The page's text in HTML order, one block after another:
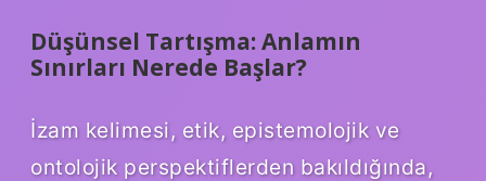
Düşünsel Tartışma: Anlamın
Sınırları Nerede Başlar?
İzam kelimesi, etik, epistemolojik ve
ontolojik perspektiflerden bakıldığında,